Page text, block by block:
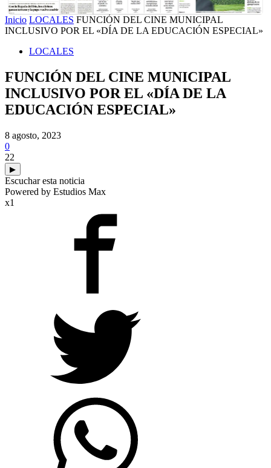
Inicio LOCALES FUNCIÓN DEL CINE MUNICIPAL
INCLUSIVO POR EL «DÍA DE LA EDUCACIÓN ESPECIAL»
LOCALES
FUNCIÓN DEL CINE MUNICIPAL
INCLUSIVO POR EL «DÍA DE LA
EDUCACIÓN ESPECIAL»
8 agosto, 2023
0
22
▶
Escuchar esta noticia
Powered by Estudios Max
x1